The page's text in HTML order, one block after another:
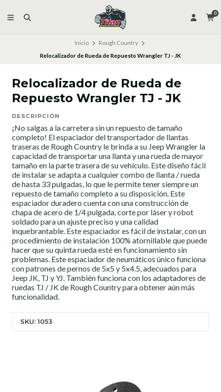
0
Inicio
Rough Country
Relocalizador de Rueda de Repuesto Wrangler TJ - JK
Relocalizador de Rueda de
Repuesto Wrangler TJ - JK
DESCRIPCIÓN
¡No salgas a la carretera sin un repuesto de tamaño
completo! El espaciador del transportador de llantas
traseras de Rough Country le brinda a su Jeep Wrangler la
capacidad de transportar una llanta y una rueda de mayor
tamaño en la parte trasera de su vehículo. Este diseño fácil
de instalar se adapta a cualquier combo de llanta / rueda
de hasta 33 pulgadas, lo que le permite tener siempre un
repuesto de tamaño completo a su disposición. Este
espaciador duradero cuenta con una construcción de
chapa de acero de 1/4 pulgada, corte por láser y robot
soldado para un ajuste preciso y una calidad
inquebrantable. Este espaciador es fácil de instalar, con un
procedimiento de instalación 100% atornillable que puede
hacer que su quinta rueda esté en funcionamiento sin
problemas. Este espaciador de neumáticos único funciona
con patrones de pernos de 5x5 y 5x4.5, adecuados para
Jeep JK, TJ y YJ. También funciona con los adaptadores de
ruedas TJ / JK de Rough Country para obtener aún más
funcionalidad.
SKU: 1053